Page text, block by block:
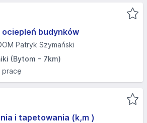
budynków
Patryk Szymański
(Bytom - 7km)
pracę
i tapetowania (k,m )